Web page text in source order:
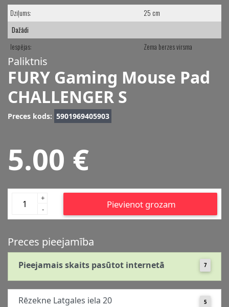
Dziļums:
25 cm
Dažādi
Iespējas:
Zema berzes virsma
Paliktnis
FURY Gaming Mouse Pad
CHALLENGER S
Preces kods: 5901969405903
5.00 €
+
-
Pievienot grozam
Preces pieejamība
Pieejamais skaits pasūtot internetā 7
Rēzekne Latgales iela 20 5